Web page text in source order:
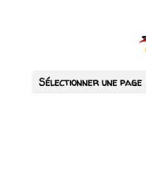
Sélectionner une page